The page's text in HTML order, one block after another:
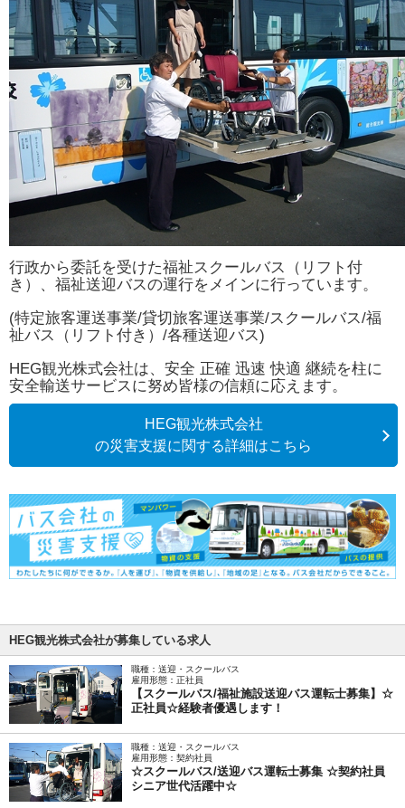
行政から委託を受けた福祉スクールバス（リフト付
き）、福祉送迎バスの運行をメインに行っています。
(特定旅客運送事業/貸切旅客運送事業/スクールバス/福
祉バス（リフト付き）/各種送迎バス)
HEG観光株式会社は、安全 正確 迅速 快適 継続を柱に
安全輸送サービスに努め皆様の信頼に応えます。
HEG観光株式会社
の災害支援に関する詳細はこちら
HEG観光株式会社が募集している求人
職種：送迎・スクールバス
雇用形態：正社員
【スクールバス/福祉施設送迎バス運転士募集】☆
正社員☆経験者優遇します！
職種：送迎・スクールバス
雇用形態：契約社員
☆スクールバス/送迎バス運転士募集 ☆契約社員
シニア世代活躍中☆